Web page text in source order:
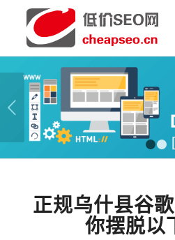
正规乌什县谷
你摆脱以